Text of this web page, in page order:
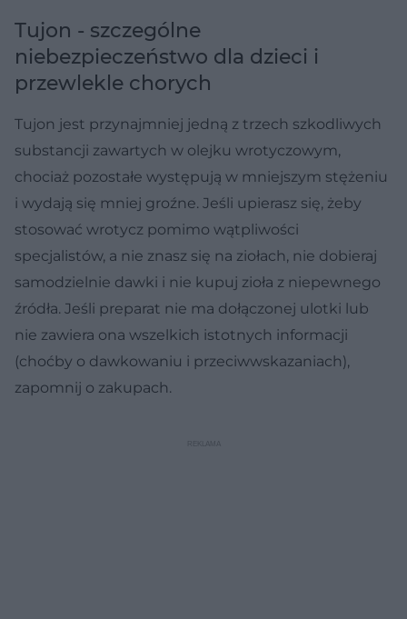
Tujon - szczególne
niebezpieczeństwo dla dzieci i
przewlekle chorych
Tujon jest przynajmniej jedną z trzech szkodliwych
substancji zawartych w olejku wrotyczowym,
chociaż pozostałe występują w mniejszym stężeniu
i wydają się mniej groźne. Jeśli upierasz się, żeby
stosować wrotycz pomimo wątpliwości
specjalistów, a nie znasz się na ziołach, nie dobieraj
samodzielnie dawki i nie kupuj zioła z niepewnego
źródła. Jeśli preparat nie ma dołączonej ulotki lub
nie zawiera ona wszelkich istotnych informacji
(choćby o dawkowaniu i przeciwwskazaniach),
zapomnij o zakupach.